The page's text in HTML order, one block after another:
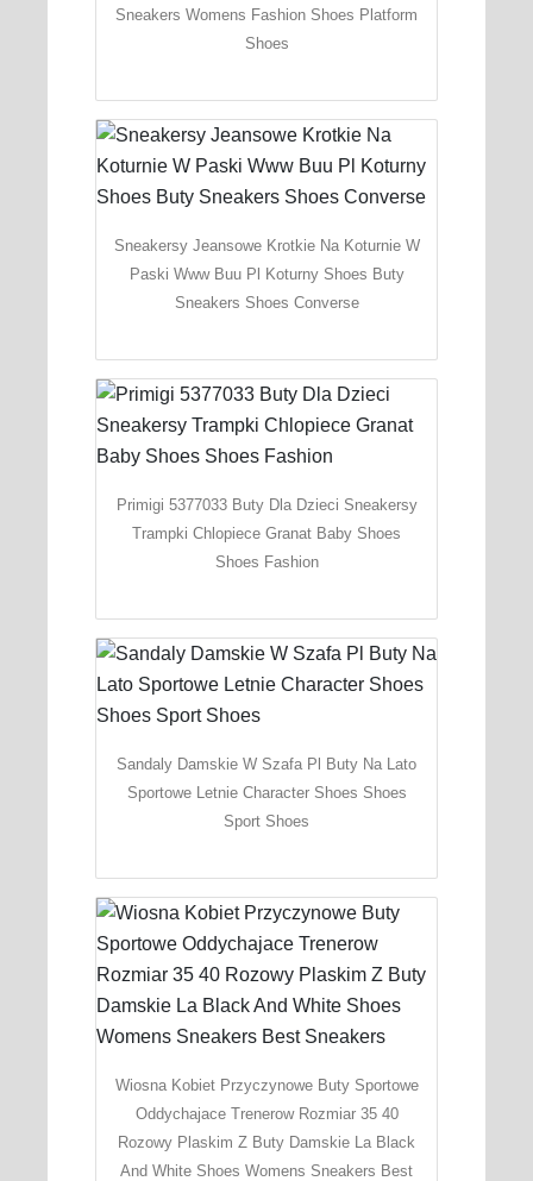
Sneakers Womens Fashion Shoes Platform
Shoes
Sneakersy Jeansowe Krotkie Na Koturnie W
Paski Www Buu Pl Koturny Shoes Buty
Sneakers Shoes Converse
Primigi 5377033 Buty Dla Dzieci Sneakersy
Trampki Chlopiece Granat Baby Shoes
Shoes Fashion
Sandaly Damskie W Szafa Pl Buty Na Lato
Sportowe Letnie Character Shoes Shoes
Sport Shoes
Wiosna Kobiet Przyczynowe Buty Sportowe
Oddychajace Trenerow Rozmiar 35 40
Rozowy Plaskim Z Buty Damskie La Black
And White Shoes Womens Sneakers Best